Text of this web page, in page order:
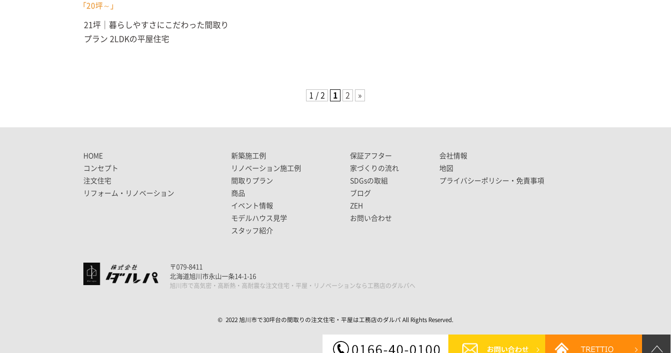
「20坪～」
21坪｜暮らしやすさにこだわった間取り
プラン 2LDKの平屋住宅
1 / 2 1 2 »
HOME
コンセプト
注文住宅
リフォーム・リノベーション
新築施工例
リノベーション施工例
間取りプラン
商品
イベント情報
モデルハウス見学
スタッフ紹介
保証アフター
家づくりの流れ
SDGsの取組
ブログ
ZEH
お問い合わせ
会社情報
地図
プライバシーポリシー・免責事項
〒079-8411
北海道旭川市永山一条14-1-16
旭川市で高気密・高断熱・高耐震な注文住宅・平屋・リノベーションなら工務店のダルパへ
© 2022 旭川市で30坪台の間取りの注文住宅・平屋は工務店のダルパ All Rights Reserved.